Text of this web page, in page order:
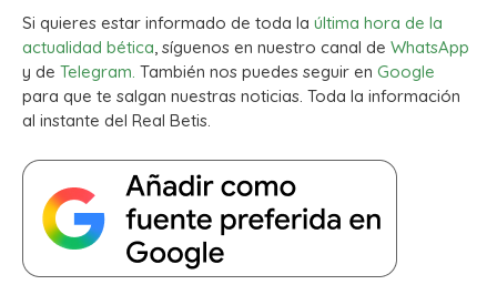
Si quieres estar informado de toda la última hora de la
actualidad bética , síguenos en nuestro canal de WhatsApp
y de Telegram. También nos puedes seguir en Google
para que te salgan nuestras noticias. Toda la información
al instante del Real Betis.